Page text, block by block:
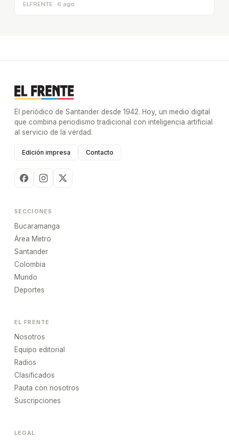
ELFRENTE · 6 ago.
El periódico de Santander desde 1942. Hoy, un medio digital
que combina periodismo tradicional con inteligencia artificial
al servicio de la verdad.
Edición impresa Contacto
SECCIONES
Bucaramanga
Área Metro
Santander
Colombia
Mundo
Deportes
EL FRENTE
Nosotros
Equipo editorial
Radios
Clasificados
Pauta con nosotros
Suscripciones
LEGAL